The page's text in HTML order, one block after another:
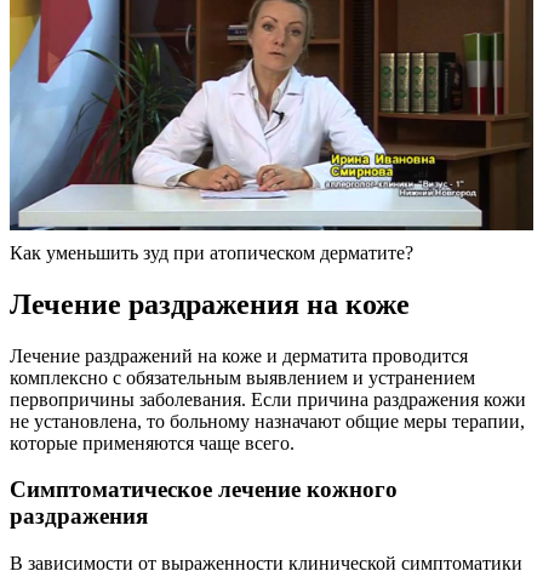
Как уменьшить зуд при атопическом дерматите?
Лечение раздражения на коже
Лечение раздражений на коже и дерматита проводится
комплексно с обязательным выявлением и устранением
первопричины заболевания. Если причина раздражения кожи
не установлена, то больному назначают общие меры терапии,
которые применяются чаще всего.
Симптоматическое лечение кожного
раздражения
В зависимости от выраженности клинической симптоматики